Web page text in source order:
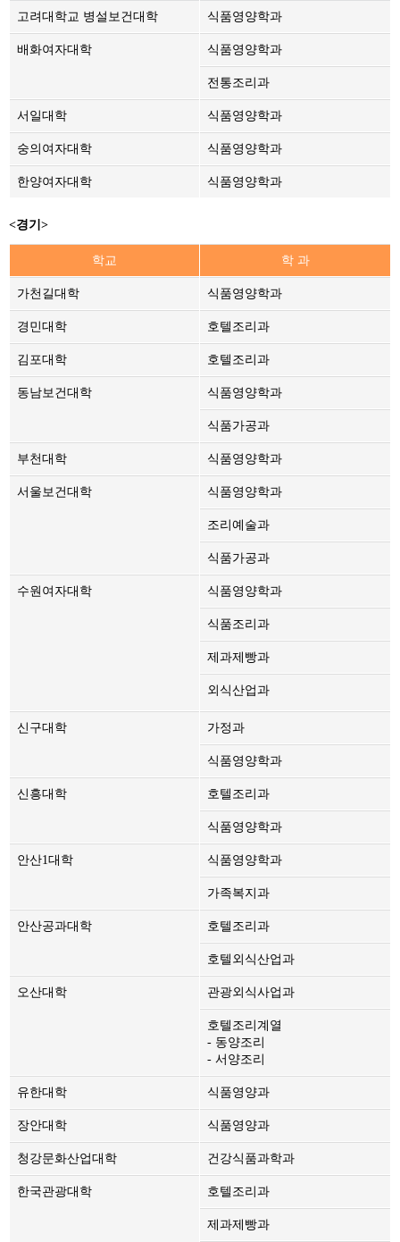
고려대학교 병설보건대학 식품영양학과
배화여자대학 식품영양학과
전통조리과
서일대학 식품영양학과
숭의여자대학 식품영양학과
한양여자대학 식품영양학과
<경기>
학교 학 과
가천길대학 식품영양학과
경민대학 호텔조리과
김포대학 호텔조리과
동남보건대학 식품영양학과
식품가공과
부천대학 식품영양학과
서울보건대학 식품영양학과
조리예술과
식품가공과
수원여자대학 식품영양학과
식품조리과
제과제빵과
외식산업과
신구대학 가정과
식품영양학과
신흥대학 호텔조리과
식품영양학과
안산1대학 식품영양학과
가족복지과
안산공과대학 호텔조리과
호텔외식산업과
오산대학 관광외식사업과
호텔조리계열
- 동양조리
- 서양조리
유한대학 식품영양과
장안대학 식품영양과
청강문화산업대학 건강식품과학과
한국관광대학 호텔조리과
제과제빵과